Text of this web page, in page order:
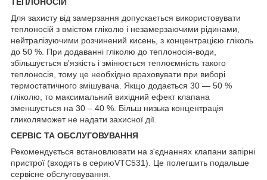
ТЕПЛОНОСІЙ
Для захисту від замерзання допускається використовувати
теплоносій з вмістом гліколю і незамерзаючими рідинами,
нейтралізуючими розчинений кисень, з концентрацією гліколь
до 50 %. При додаванні гліколю до теплоносія-води,
збільшується в'язкість і змінюється теплоємність такого
теплоносія, тому це необхідно враховувати при виборі
термостатичного змішувача. Якщо додається 30 ― 50 %
гліколю, то максимальний вихідний ефект клапана
зменшується на 30 – 40 %. Більш низька концентрація
гликоляможет не надати захисної дії.
СЕРВІС ТА ОБСЛУГОВУВАННЯ
Рекомендується встановлювати на з'єднаннях клапани запірні
пристрої (входять в сериюVTC531). Це полегшить подальше
сервісне обслуговування.